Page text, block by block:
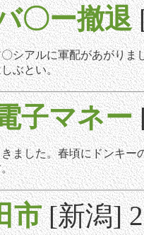
〇ー撤退
シアルに軍配があがり
ぶとい。
子マネー
ました。春頃にドンキ
市 [新潟]